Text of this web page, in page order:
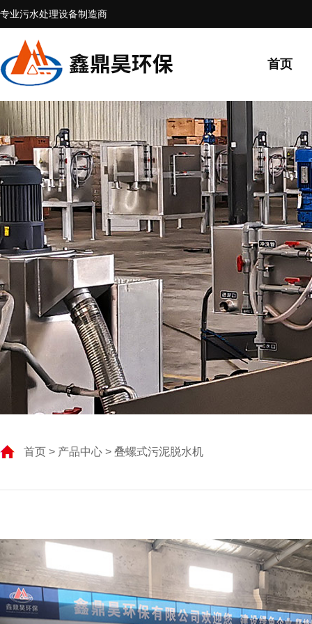
专业污水处理设备制造商
首页
首页 > 产品中心 > 叠螺式污泥脱水机